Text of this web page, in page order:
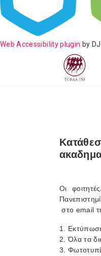
Web Accessibility plugin by
Οι
στο email
1.
2. Όλα τα
3.